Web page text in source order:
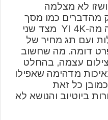
לא מצלמה
מהדברים כמו מסך
המגע או סוללה פחות חזקה מה-YI 4K מצד שני
עם 2 סוללות ועם תג מחיר של
דומה. מה שחשוב
עצמה, בהחלט
מדהימה שאפילו
כל זאת
ביוטיוב והנושא לא